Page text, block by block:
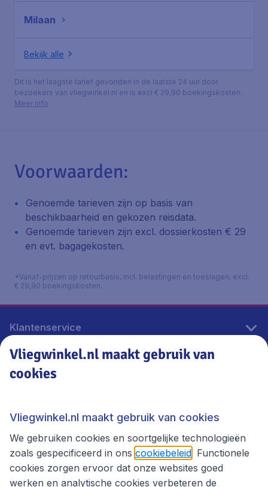
Milaan
Bekijk alle
Dit is het laagste tarief gevonden in de laatste 24 uur door
bezoekers van vliegwinkel.nl en is excl € 29,90 boekingskosten.
Meer info
Voorwaarden:
Genoemde tarieven zijn op basis van
beschikbaarheid en gekozen reisdata.
Genoemde tarieven zijn excl. dossierkosten € 29
en evt. bagagekosten.
*Vanaf-prijzen op retourbasis, incl. belastingen en toeslagen, excl.
€ 29,90 boekingskosten.
Klantenservice
Vliegwinkel.nl
Thema's
Vliegwinkel.nl maakt gebruik van
cookies
Vliegwinkel.nl maakt gebruik van cookies
We gebruiken cookies en soortgelijke technologieën
zoals gespecificeerd in ons cookiebeleid . Functionele
cookies zorgen ervoor dat onze websites goed
werken en analytische cookies verbeteren de